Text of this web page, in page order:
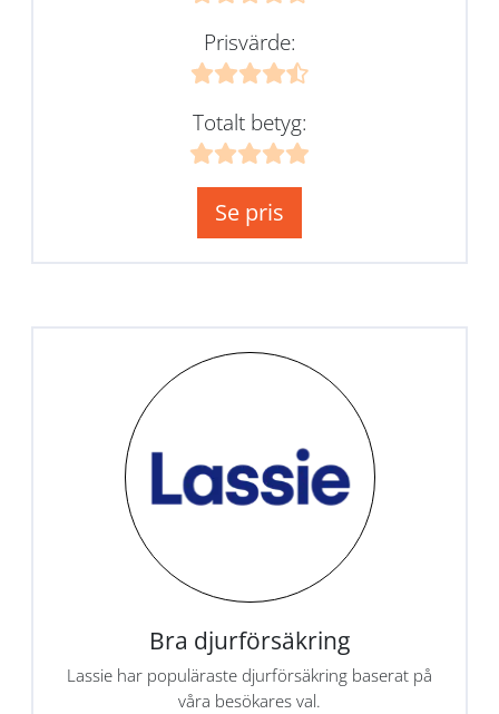
Prisvärde:
Totalt betyg:
Se pris
Bra djurförsäkring
Lassie har populäraste djurförsäkring baserat på
våra besökares val.